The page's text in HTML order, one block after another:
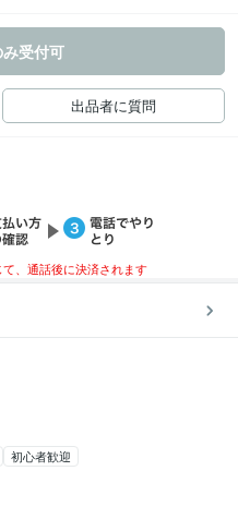
受付可
出品者に質問
、通話後に決済されます
初心者歓迎